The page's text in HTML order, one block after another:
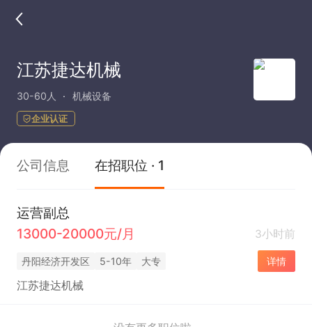
江苏捷达机械
30-60人 机械设备
企业认证
公司信息 在招职位 · 1
运营副总
13000-20000元/月
3小时前
丹阳经济开发区 5-10年 大专 详情
江苏捷达机械